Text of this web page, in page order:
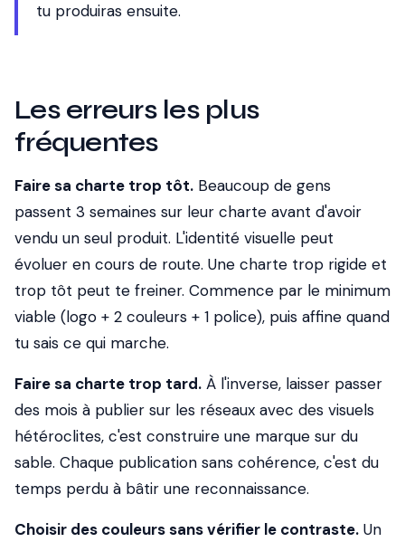
tu produiras ensuite.
Les erreurs les plus
fréquentes
Faire sa charte trop tôt. Beaucoup de gens
passent 3 semaines sur leur charte avant d'avoir
vendu un seul produit. L'identité visuelle peut
évoluer en cours de route. Une charte trop rigide et
trop tôt peut te freiner. Commence par le minimum
viable (logo + 2 couleurs + 1 police), puis affine quand
tu sais ce qui marche.
Faire sa charte trop tard. À l'inverse, laisser passer
des mois à publier sur les réseaux avec des visuels
hétéroclites, c'est construire une marque sur du
sable. Chaque publication sans cohérence, c'est du
temps perdu à bâtir une reconnaissance.
Choisir des couleurs sans vérifier le contraste. Un